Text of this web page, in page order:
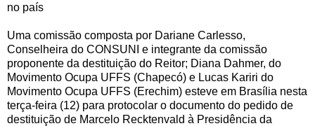
no país
Uma comissão composta por Dariane Carlesso,
Conselheira do CONSUNI e integrante da comissão
proponente da destituição do Reitor; Diana Dahmer, do
Movimento Ocupa UFFS (Chapecó) e Lucas Kariri do
Movimento Ocupa UFFS (Erechim) esteve em Brasília nesta
terça-feira (12) para protocolar o documento do pedido de
destituição de Marcelo Recktenvald à Presidência da